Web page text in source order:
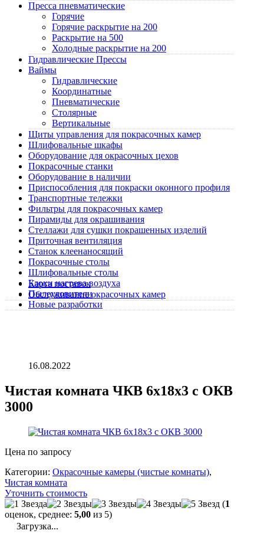
Пресса пневматические
Горячие
Горячие раскрытие на 200
Раскрытие на 500
Холодные раскрытие на 200
Гидравлические Прессы
Ваймы
Гидравлические
Координатные
Пневматические
Столярные
Вертикальные
Щиты управления для покрасочных камер
Шлифовальные шкафы
Оборудование для окрасочных цехов
Покрасочные станки
Оборудование в наличии
Приспособления для покраски оконного профиля
Транспортные тележки
Фильтры для покрасочных камер
Пирамиды для окрашивания
Стеллажи для сушки покрашенных изделий
Приточная вентиляция
Станок клеенаносящий
Покрасочные столы
Шлифовальные столы
Блоки нагрева воздуха
Пылеуловители
Новые разработки
Карта поставок
Обслуживание окрасочных камер
16.08.2022
Чистая комната ЧКВ 6х18х3 с ОКВ
3000
Цена по запросу
Категории: Окрасочные камеры (чистые комнаты),
Чистая комната
Уточнить стоимость
(1
оценок, среднее: 5,00 из 5)
Загрузка...